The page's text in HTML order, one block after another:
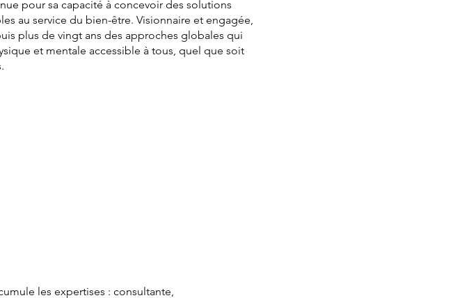
pour sa capacité à concevoir des solutions
au service du bien-être. Visionnaire et engagée,
plus de vingt ans des approches globales qui
et mentale accessible à tous, quel que soit
les expertises : consultante,